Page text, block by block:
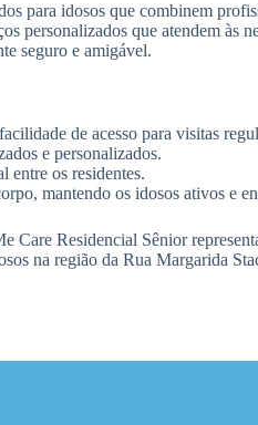
para idosos que combinem
personalizados que atendem
seguro e amigável.
de acesso para visitas
e personalizados.
entre os residentes.
mantendo os idosos ativos e
Residencial Sênior
na região da Rua Margarida